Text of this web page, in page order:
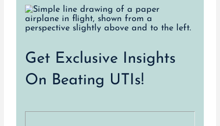
Get Exclusive Insights
On Beating UTIs!